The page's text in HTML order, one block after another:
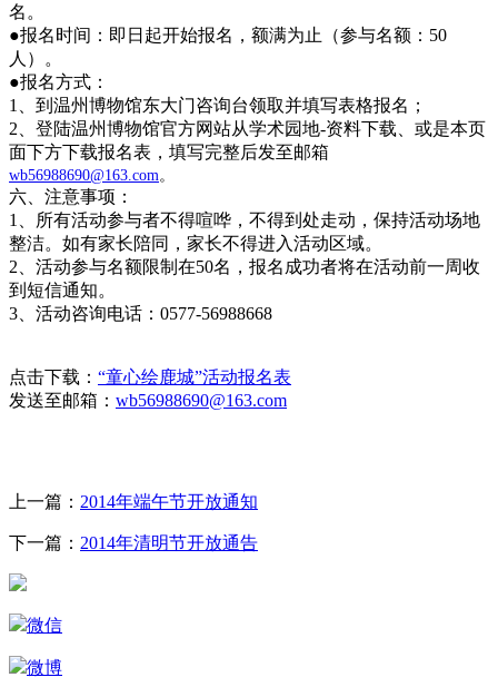
名。
●报名时间：即日起开始报名，额满为止（参与名额：50
人）。
●报名方式：
1、到温州博物馆东大门咨询台领取并填写表格报名；
2、登陆温州博物馆官方网站从学术园地-资料下载、或是本页
面下方下载报名表，填写完整后发至邮箱
wb56988690@163.com 。
六、注意事项：
1、所有活动参与者不得喧哗，不得到处走动，保持活动场地
整洁。如有家长陪同，家长不得进入活动区域。
2、活动参与名额限制在50名，报名成功者将在活动前一周收
到短信通知。
3、活动咨询电话：0577-56988668
点击下载： “童心绘鹿城”活动报名表
发送至邮箱： wb56988690@163.com
上一篇： 2014年端午节开放通知
下一篇： 2014年清明节开放通告
微信
微博